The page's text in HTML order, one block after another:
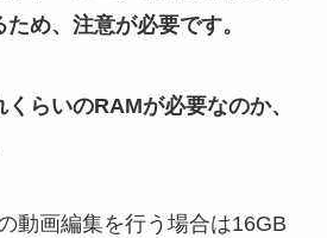
め、注意が必要です。
らいのRAMが必要なのか、
動画編集を行う場合は16GB